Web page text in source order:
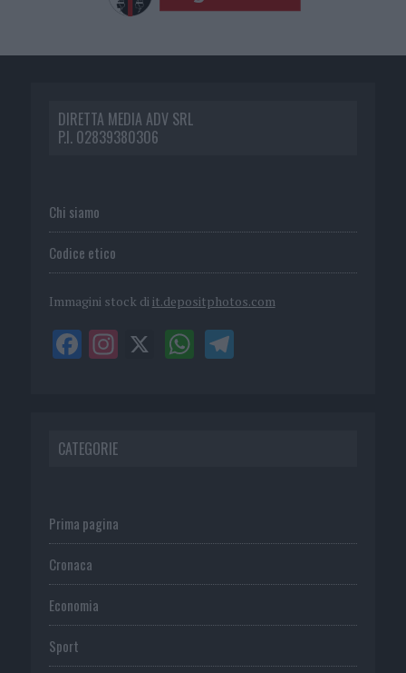
DIRETTA MEDIA ADV SRL
P.I. 02839380306
Chi siamo
Codice etico
Immagini stock di it.depositphotos.com
CATEGORIE
Prima pagina
Cronaca
Economia
Sport